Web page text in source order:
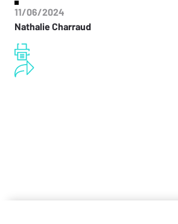
11/06/2024
Nathalie Charraud